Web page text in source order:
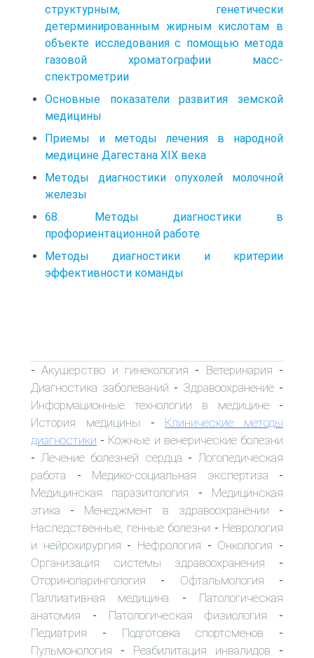
структурным, генетически
детерминированным жирным кислотам в
объекте исследования с помощью метода
газовой хроматографии масс-
спектрометрии
Основные показатели развития земской
медицины
Приемы и методы лечения в народной
медицине Дагестана XIX века
Методы диагностики опухолей молочной
железы
68. Методы диагностики в
профориентационной работе
Методы диагностики и критерии
эффективности команды
-Акушерство и гинекология - Ветеринария -
Диагностика заболеваний - Здравоохранение -
Информационные технологии в медицине -
История медицины - Клинические методы
диагностики - Кожные и венерические болезни
- Лечение болезней сердца - Логопедическая
работа - Медико-социальная экспертиза -
Медицинская паразитология - Медицинская
этика - Менеджмент в здравоохранении -
Наследственные, генные болезни - Неврология
и нейрохирургия - Нефрология - Онкология -
Организация системы здравоохранения -
Оториноларингология - Офтальмология -
Паллиативная медицина - Патологическая
анатомия - Патологическая физиология -
Педиатрия - Подготовка спортсменов -
Пульмонология - Реабилитация инвалидов -